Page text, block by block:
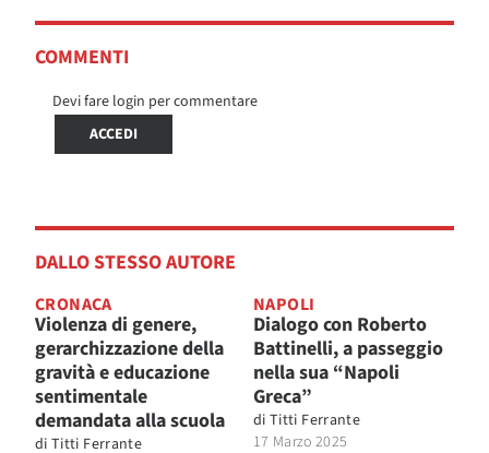
COMMENTI
Devi fare login per commentare
ACCEDI
DALLO STESSO AUTORE
CRONACA
Violenza di genere,
gerarchizzazione della
gravità e educazione
sentimentale
demandata alla scuola
di Titti Ferrante
NAPOLI
Dialogo con Roberto
Battinelli, a passeggio
nella sua “Napoli
Greca”
di Titti Ferrante
17 Marzo 2025